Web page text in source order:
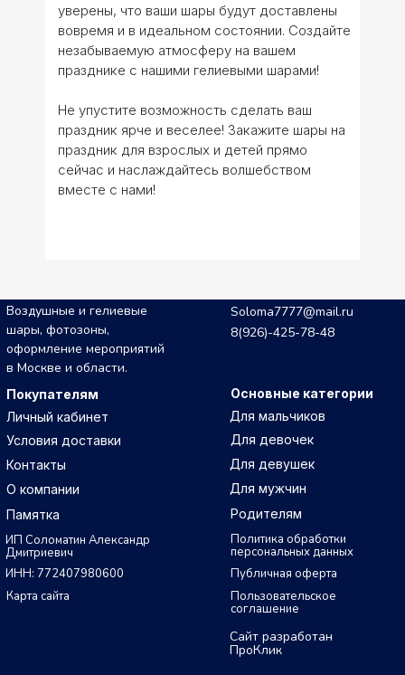
уверены, что ваши шары будут доставлены
вовремя и в идеальном состоянии. Создайте
незабываемую атмосферу на вашем
празднике с нашими гелиевыми шарами!
Не упустите возможность сделать ваш
праздник ярче и веселее! Закажите шары на
праздник для взрослых и детей прямо
сейчас и наслаждайтесь волшебством
вместе с нами!
Сайт разработан
ПроКлик
Карта сайта
Публичная оферта
Пользовательское
соглашение
Политика обработки
персональных данных
Soloma7777@mail.ru
Воздушные и гелиевые
шары, фотозоны,
оформление мероприятий
в Москве и области.
8(926)-425-78-48
ИНН: 772407980600
ИП Соломатин Александр
Дмитриевич
Основные категории
Родителям
Для мужчин
Для девушек
Для мальчиков
Для девочек
Покупателям
Памятка
О компании
Контакты
Личный кабинет
Условия доставки